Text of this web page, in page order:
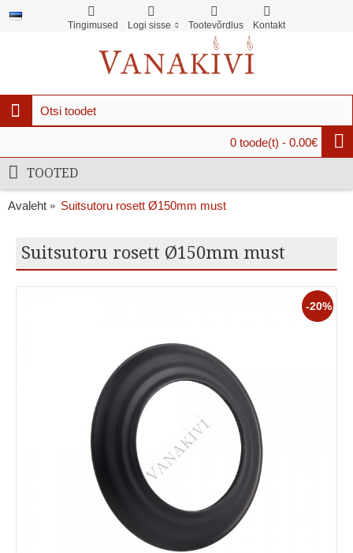
Tingimused Logi sisse Tootevõrdlus Kontakt
0 toode(t) - 0.00€
TOOTED
Avaleht Suitsutoru rosett Ø150mm must
Suitsutoru rosett Ø150mm must
-20%